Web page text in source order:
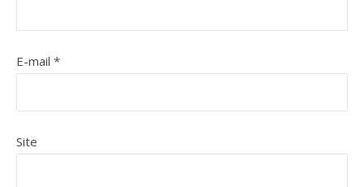
E-mail *
Site